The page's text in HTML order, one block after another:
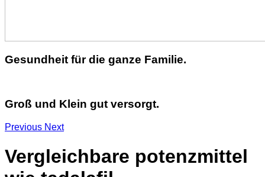
Gesundheit für die ganze Familie.
Groß und Klein gut versorgt.
Previous Next
Vergleichbare potenzmittel